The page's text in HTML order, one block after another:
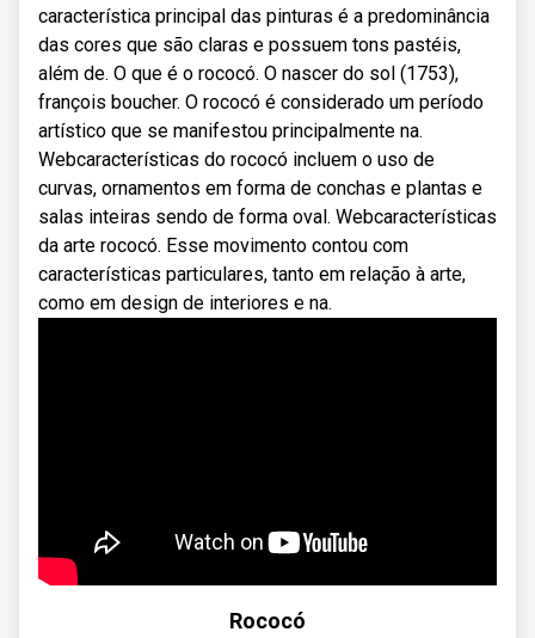
característica principal das pinturas é a predominância
das cores que são claras e possuem tons pastéis,
além de. O que é o rococó. O nascer do sol (1753),
françois boucher. O rococó é considerado um período
artístico que se manifestou principalmente na.
Webcaracterísticas do rococó incluem o uso de
curvas, ornamentos em forma de conchas e plantas e
salas inteiras sendo de forma oval. Webcaracterísticas
da arte rococó. Esse movimento contou com
características particulares, tanto em relação à arte,
como em design de interiores e na.
Rococó